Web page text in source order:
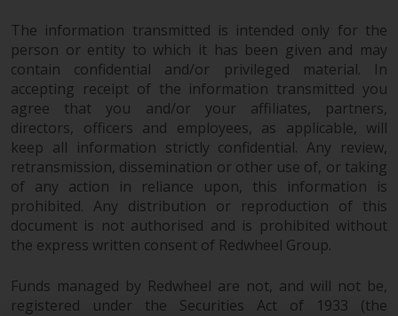
The information transmitted is intended only for the
person or entity to which it has been given and may
contain confidential and/or privileged material. In
accepting receipt of the information transmitted you
agree that you and/or your affiliates, partners,
directors, officers and employees, as applicable, will
keep all information strictly confidential. Any review,
retransmission, dissemination or other use of, or taking
of any action in reliance upon, this information is
prohibited. Any distribution or reproduction of this
document is not authorised and is prohibited without
the express written consent of Redwheel Group.
Funds managed by Redwheel are not, and will not be,
registered under the Securities Act of 1933 (the